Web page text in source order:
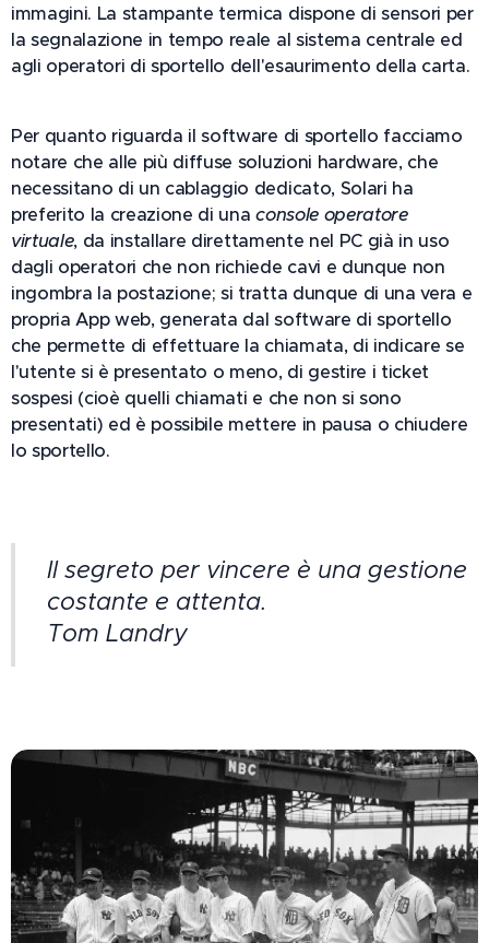
immagini. La stampante termica dispone di sensori per
la segnalazione in tempo reale al sistema centrale ed
agli operatori di sportello dell'esaurimento della carta.
Per quanto riguarda il software di sportello facciamo
notare che alle più diffuse soluzioni hardware, che
necessitano di un cablaggio dedicato, Solari ha
preferito la creazione di unaconsole operatore
virtuale, da installare direttamente nel PC già in uso
dagli operatori che non richiede cavi e dunque non
ingombra la postazione; si tratta dunque di una vera e
propria App web, generata dal software di sportello
che permette di effettuare la chiamata, di indicare se
l'utente si è presentato o meno, di gestire i ticket
sospesi (cioè quelli chiamati e che non si sono
presentati) ed è possibile mettere in pausa o chiudere
lo sportello.
Il segreto per vincere è una gestione
costante e attenta.
Tom Landry